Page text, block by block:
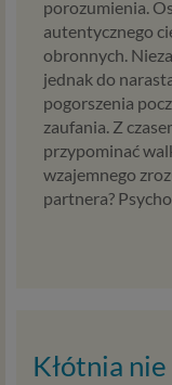
porozumienia.
autentycznego
obronnych.
jednak do
pogorszenia
zaufania. Z
przypominać
wzajemnego
partnera?
Kłótnia
agencją
usług
lepiej dobrać
dopasowane dla
przekazanie
odpowiedzialności
też przekazywane
ich do tego
odpowiednie
osobowych oraz